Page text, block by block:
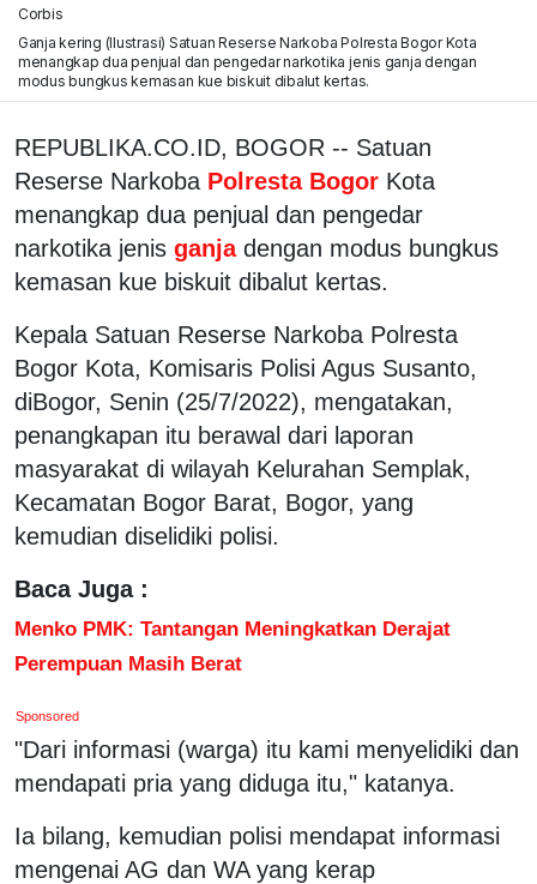
Corbis
Ganja kering (Ilustrasi) Satuan Reserse Narkoba Polresta Bogor Kota
menangkap dua penjual dan pengedar narkotika jenis ganja dengan
modus bungkus kemasan kue biskuit dibalut kertas.
REPUBLIKA.CO.ID, BOGOR -- Satuan
Reserse Narkoba Polresta Bogor Kota
menangkap dua penjual dan pengedar
narkotika jenis ganja dengan modus bungkus
kemasan kue biskuit dibalut kertas.
Kepala Satuan Reserse Narkoba Polresta
Bogor Kota, Komisaris Polisi Agus Susanto,
diBogor, Senin (25/7/2022), mengatakan,
penangkapan itu berawal dari laporan
masyarakat di wilayah Kelurahan Semplak,
Kecamatan Bogor Barat, Bogor, yang
kemudian diselidiki polisi.
Baca Juga :
Menko PMK: Tantangan Meningkatkan Derajat
Perempuan Masih Berat
Sponsored
"Dari informasi (warga) itu kami menyelidiki dan
mendapati pria yang diduga itu," katanya.
Ia bilang, kemudian polisi mendapat informasi
mengenai AG dan WA yang kerap